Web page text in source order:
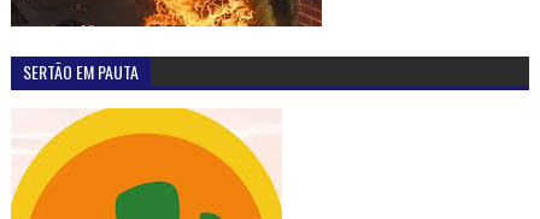
SERTÃO EM PAUTA